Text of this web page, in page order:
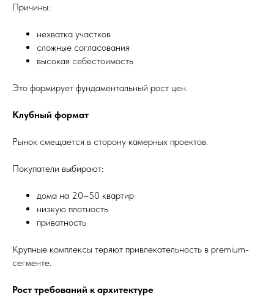
Причины:
нехватка участков
сложные согласования
высокая себестоимость
Это формирует фундаментальный рост цен.
Клубный формат
Рынок смещается в сторону камерных проектов.
Покупатели выбирают:
дома на 20–50 квартир
низкую плотность
приватность
Крупные комплексы теряют привлекательность в premium-
сегменте.
Рост требований к архитектуре